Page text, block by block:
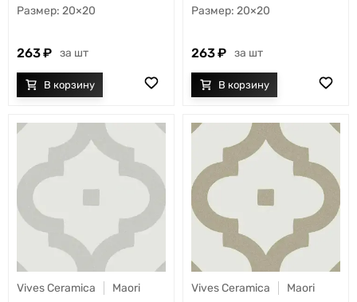
20×20
263 шт
20×20
263 шт
Vives Ceramica Maori Vives Ceramica Maori